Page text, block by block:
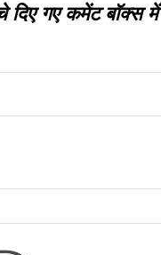
गए कमेंट बॉक्स में